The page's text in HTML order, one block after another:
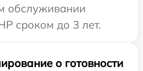
обслуживании
сроком до 3 лет.
о готовности